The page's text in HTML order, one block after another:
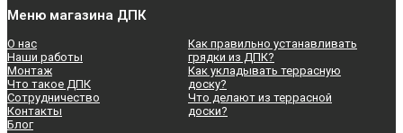
Меню магазина ДПК
О нас
Наши работы
Монтаж
Что такое ДПК
Сотрудничество
Контакты
Блог
Как правильно устанавливать
грядки из ДПК?
Как укладывать террасную
доску?
Что делают из террасной
доски?